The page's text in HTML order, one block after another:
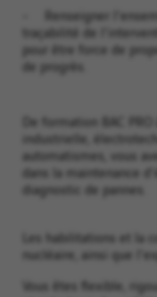
- Renseigner
traçabilité de
pour être force de
de progrès.
De formation BAC
industrielle,
automatismes, vous
dans la maintenance
diagnostic de pannes.
Les habilitations et la
nucléaire, ainsi que
Vous êtes flexible,